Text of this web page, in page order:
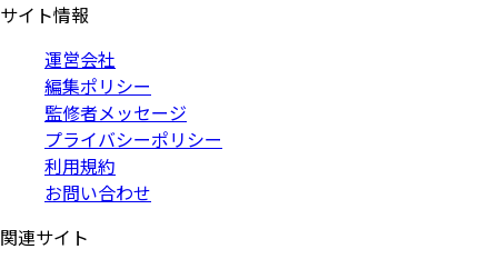
サイト情報
運営会社
編集ポリシー
監修者メッセージ
プライバシーポリシー
利用規約
お問い合わせ
関連サイト